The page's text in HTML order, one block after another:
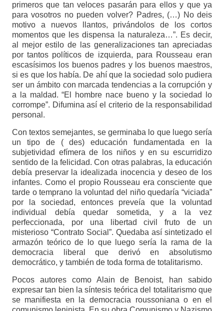
primeros que tan veloces pasarán para ellos y que ya
para vosotros no pueden volver? Padres, (…) No deis
motivo a nuevos llantos, privándolos de los cortos
momentos que les dispensa la naturaleza…”. Es decir,
al mejor estilo de las generalizaciones tan apreciadas
por tantos políticos de izquierda, para Rousseau eran
escasísimos los buenos padres y los buenos maestros,
si es que los había. De ahí que la sociedad solo pudiera
ser un ámbito con marcada tendencias a la corrupción y
a la maldad. “El hombre nace bueno y la sociedad lo
corrompe”. Difumina así el criterio de la responsabilidad
personal.
Con textos semejantes, se germinaba lo que luego sería
un tipo de ( des) educación fundamentada en la
subjetividad efímera de los niños y en su escurridizo
sentido de la felicidad. Con otras palabras, la educación
debía preservar la idealizada inocencia y deseo de los
infantes. Como el propio Rousseau era consciente que
tarde o temprano la voluntad del niño quedaría “viciada”
por la sociedad, entonces preveía que la voluntad
individual debía quedar sometida, y a la vez
perfeccionada, por una libertad civil fruto de un
misterioso “Contrato Social”. Quedaba así sintetizado el
armazón teórico de lo que luego sería la rama de la
democracia liberal que derivó en absolutismo
democrático, y también de toda forma de totalitarismo.
Pocos autores como Alain de Benoist, han sabido
expresar tan bien la síntesis teórica del totalitarismo que
se manifiesta en la democracia roussoniana o en el